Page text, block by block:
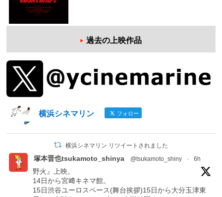
過去の上映作品
横浜シネマリン フォロー
横浜シネマリン リツイートされました
塚本晋也tsukamoto_shinya @tsukamoto_shiny · 6h
野火』上映。
14日から宮﨑キネマ館。
15日渋谷ユーロスペース(舞台挨拶)15日から大分玉津東